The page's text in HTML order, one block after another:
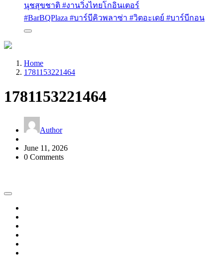
นุชสุขชาติ #งานวิ่งไทยโกอินเตอร์
#BarBQPlaza #บาร์บีคิวพลาซ่า #วิตอะเดย์ #บาร์บีกอน
Home
1781153221464
1781153221464
Author
June 11, 2026
0 Comments